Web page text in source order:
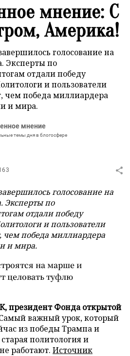
мнение: С
Америка!
голосование на
Эксперты по
отдали победу
и пользователи
чем победа миллиардера
и мира.
мнение
темы дня в блогосфере
голосование на
Эксперты по
отдали победу
и пользователи
чем победа миллиардера
и мира.
на марше и
целовать туфлю
президент Фонда открытой
важный урок, который
из победы Трампа и
политология и
работают. Источник